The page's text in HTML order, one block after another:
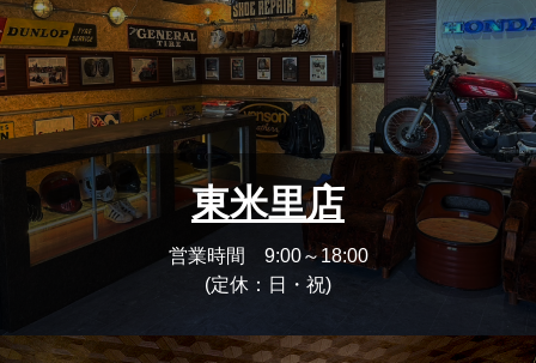
東米里店
営業時間 9:00～18:00
(定休：日・祝)